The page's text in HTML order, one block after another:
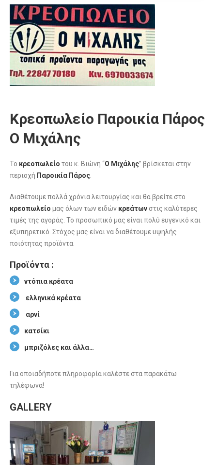
Κρεοπωλείο Παροικία Πάρος
Ο Μιχάλης
Το κρεοπωλείο του κ. Βιώνη “Ο Μιχάλης” βρίσκεται στην
περιοχή Παροικία Πάρος.
Διαθέτουμε πολλά χρόνια λειτουργίας και θα βρείτε στο
κρεοπωλείο μας όλων των ειδών κρεάτων στις καλύτερες
τιμές της αγοράς. Το προσωπικό μας είναι πολύ ευγενικό και
εξυπηρετικό. Στόχος μας είναι να διαθέτουμε υψηλής
ποιότητας προϊόντα.
Προϊόντα :
ντόπια κρέατα
ελληνικά κρέατα
αρνί
κατσίκι
μπριζόλες και άλλα…
Για οποιαδήποτε πληροφορία καλέστε στα παρακάτω
τηλέφωνα!
GALLERY